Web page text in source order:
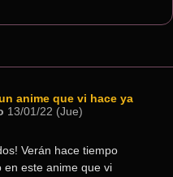
anime que vi hace ya
13/01/22 (Jue)
Verán hace tiempo
en este anime que vi